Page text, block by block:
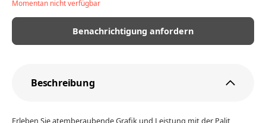
Momentan nicht verfügbar
Benachrichtigung anfordern
Beschreibung
Erleben Sie atemberaubende Grafik und Leistung mit der Palit